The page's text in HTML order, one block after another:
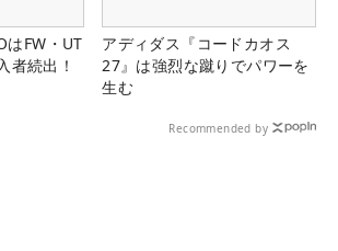
はFW・UT
者続出！
アディダス『コードカオス
27』は強烈な蹴りでパワーを
生む
Recommended by